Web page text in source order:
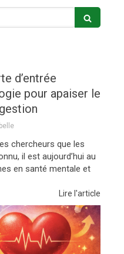
d’entrée
pour apaiser le
chercheurs que les
il est aujourd’hui au
en santé mentale et
Lire l'article